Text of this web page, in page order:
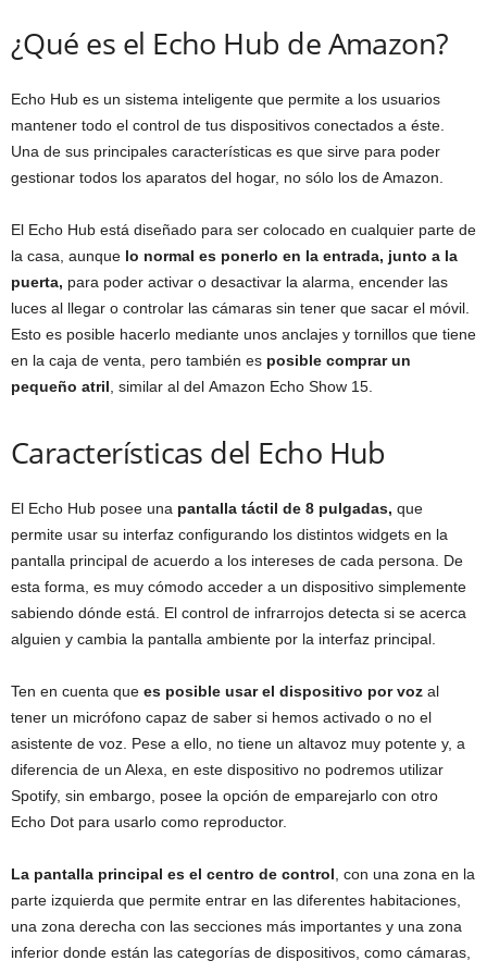
¿Qué es el Echo Hub de Amazon?
Echo Hub es un sistema inteligente que permite a los usuarios
mantener todo el control de tus dispositivos conectados a éste.
Una de sus principales características es que sirve para poder
gestionar todos los aparatos del hogar, no sólo los de Amazon.
El Echo Hub está diseñado para ser colocado en cualquier parte de
la casa, aunque lo normal es ponerlo en la entrada, junto a la
puerta, para poder activar o desactivar la alarma, encender las
luces al llegar o controlar las cámaras sin tener que sacar el móvil.
Esto es posible hacerlo mediante unos anclajes y tornillos que tiene
en la caja de venta, pero también es posible comprar un
pequeño atril, similar al del Amazon Echo Show 15.
Características del Echo Hub
El Echo Hub posee una pantalla táctil de 8 pulgadas, que
permite usar su interfaz configurando los distintos widgets en la
pantalla principal de acuerdo a los intereses de cada persona. De
esta forma, es muy cómodo acceder a un dispositivo simplemente
sabiendo dónde está. El control de infrarrojos detecta si se acerca
alguien y cambia la pantalla ambiente por la interfaz principal.
Ten en cuenta que es posible usar el dispositivo por voz al
tener un micrófono capaz de saber si hemos activado o no el
asistente de voz. Pese a ello, no tiene un altavoz muy potente y, a
diferencia de un Alexa, en este dispositivo no podremos utilizar
Spotify, sin embargo, posee la opción de emparejarlo con otro
Echo Dot para usarlo como reproductor.
La pantalla principal es el centro de control, con una zona en la
parte izquierda que permite entrar en las diferentes habitaciones,
una zona derecha con las secciones más importantes y una zona
inferior donde están las categorías de dispositivos, como cámaras,